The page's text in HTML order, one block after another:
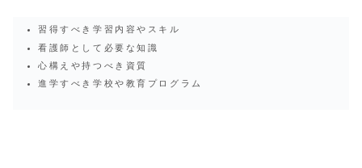
習得すべき学習内容やスキル
看護師として必要な知識
心構えや持つべき資質
進学すべき学校や教育プログラム